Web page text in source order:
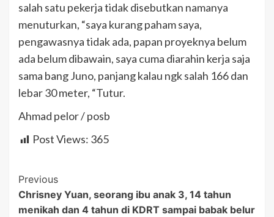
salah satu pekerja tidak disebutkan namanya
menuturkan, “saya kurang paham saya,
pengawasnya tidak ada, papan proyeknya belum
ada belum dibawain, saya cuma diarahin kerja saja
sama bang Juno, panjang kalau ngk salah 166 dan
lebar 30 meter, “Tutur.
Ahmad pelor / posb
Post Views: 365
Post
Navigation
Previous
Chrisney Yuan, seorang ibu anak 3, 14 tahun
menikah dan 4 tahun di KDRT sampai babak belur